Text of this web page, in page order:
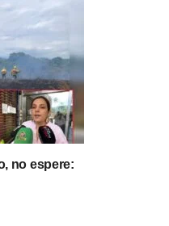
no espere: